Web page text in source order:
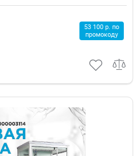
53 100 р. по
промокоду